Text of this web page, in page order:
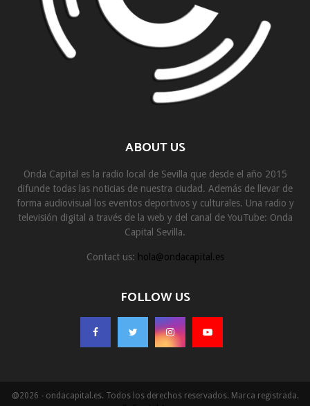
ABOUT US
Onda Capital es la radio local de Sevilla que desde el año 2015
difunde todas las noticias de nuestra ciudad. Además de llevar de
forma audiovisual los eventos deportivos y culturales. Una radio y
televisión digital a través de la web y del canal de YouTube: Onda
Capital Sevilla.
Contact us: hola@ondacapital.es
FOLLOW US
@2026 - ondacapital.es. Todos los derechos reservados. Marca registrada.